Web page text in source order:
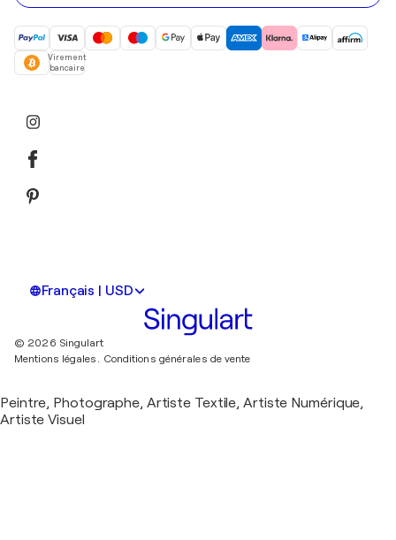
Virement
bancaire
Français | USD
© 2026 Singulart
Mentions légales.
Conditions générales de vente
Peintre, Photographe, Artiste Textile, Artiste Numérique,
Artiste Visuel